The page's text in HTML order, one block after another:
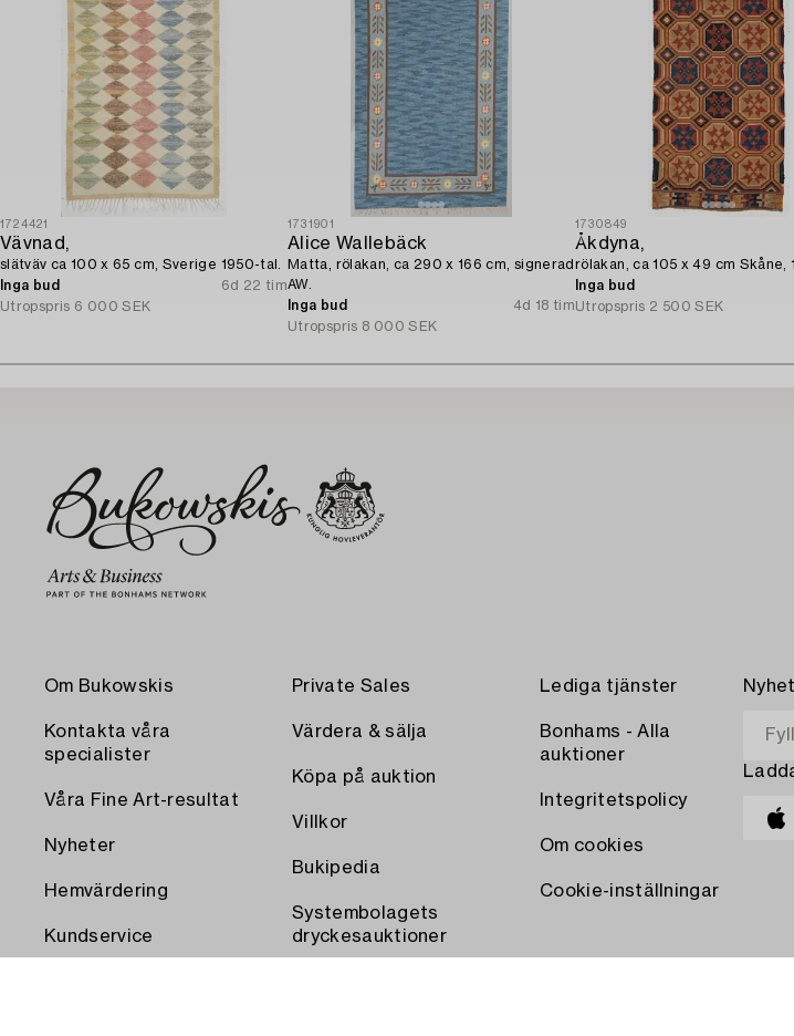
1724421
Vävnad,
slätväv ca 100 x 65 cm, Sverige 1950-tal.
Inga bud
6d 22 tim
Utropspris 6 000 SEK
1731901
Alice Wallebäck
Matta, rölakan, ca 290 x 166 cm, signerad
AW.
Inga bud
4d 18 tim
Utropspris 8 000 SEK
1730849
Åkdyna,
rölakan, ca 105 x 49 cm Skåne,
Inga bud
Utropspris 2 500 SEK
Om Bukowskis
Kontakta våra
specialister
Våra Fine Art-resultat
Nyheter
Hemvärdering
Kundservice
Private Sales
Värdera & sälja
Köpa på auktion
Villkor
Bukipedia
Systembolagets
dryckesauktioner
Lediga tjänster
Bonhams - Alla
auktioner
Integritetspolicy
Om cookies
Cookie-inställningar